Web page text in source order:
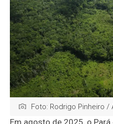
Foto: Rodrigo Pinheiro /